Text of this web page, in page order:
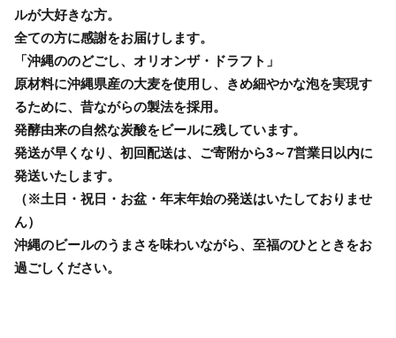
ルが大好きな方。
全ての方に感謝をお届けします。
「沖縄ののどごし、オリオンザ・ドラフト」
原材料に沖縄県産の大麦を使用し、きめ細やかな泡を実現す
るために、昔ながらの製法を採用。
発酵由来の自然な炭酸をビールに残しています。
発送が早くなり、初回配送は、ご寄附から3～7営業日以内に
発送いたします。
（※土日・祝日・お盆・年末年始の発送はいたしておりませ
ん）
沖縄のビールのうまさを味わいながら、至福のひとときをお
過ごしください。